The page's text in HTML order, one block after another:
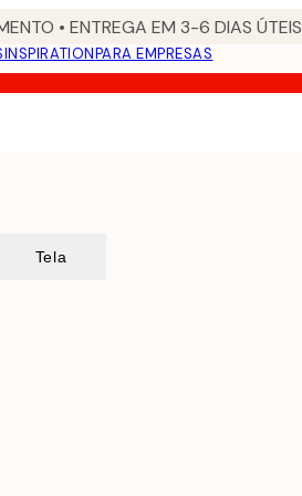
• ENTREGA EM 3-6 DIAS ÚTEIS
INSPIRATIONPARA EMPRESAS
Tela